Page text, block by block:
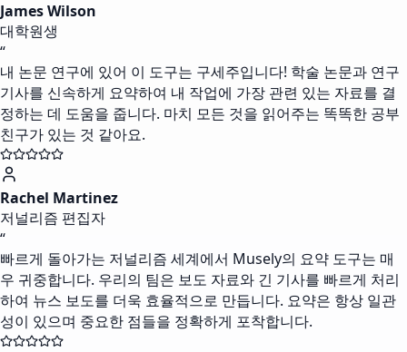
James Wilson
대학원생
“
내 논문 연구에 있어 이 도구는 구세주입니다! 학술 논문과 연구
기사를 신속하게 요약하여 내 작업에 가장 관련 있는 자료를 결
정하는 데 도움을 줍니다. 마치 모든 것을 읽어주는 똑똑한 공부
친구가 있는 것 같아요.
Rachel Martinez
저널리즘 편집자
“
빠르게 돌아가는 저널리즘 세계에서 Musely의 요약 도구는 매
우 귀중합니다. 우리의 팀은 보도 자료와 긴 기사를 빠르게 처리
하여 뉴스 보도를 더욱 효율적으로 만듭니다. 요약은 항상 일관
성이 있으며 중요한 점들을 정확하게 포착합니다.